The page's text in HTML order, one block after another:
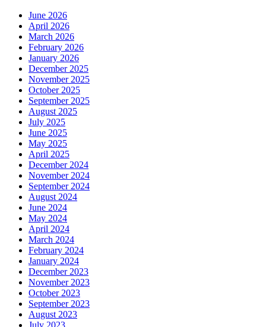
June 2026
April 2026
March 2026
February 2026
January 2026
December 2025
November 2025
October 2025
September 2025
August 2025
July 2025
June 2025
May 2025
April 2025
December 2024
November 2024
September 2024
August 2024
June 2024
May 2024
April 2024
March 2024
February 2024
January 2024
December 2023
November 2023
October 2023
September 2023
August 2023